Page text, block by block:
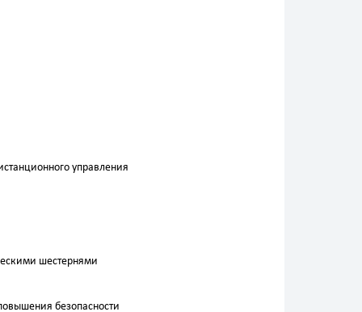
управления
шестернями
безопасности